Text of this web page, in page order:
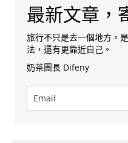
最新文章，
旅行不只是去一個地方。
法，還有更靠近自己。
奶茶團長 Difeny